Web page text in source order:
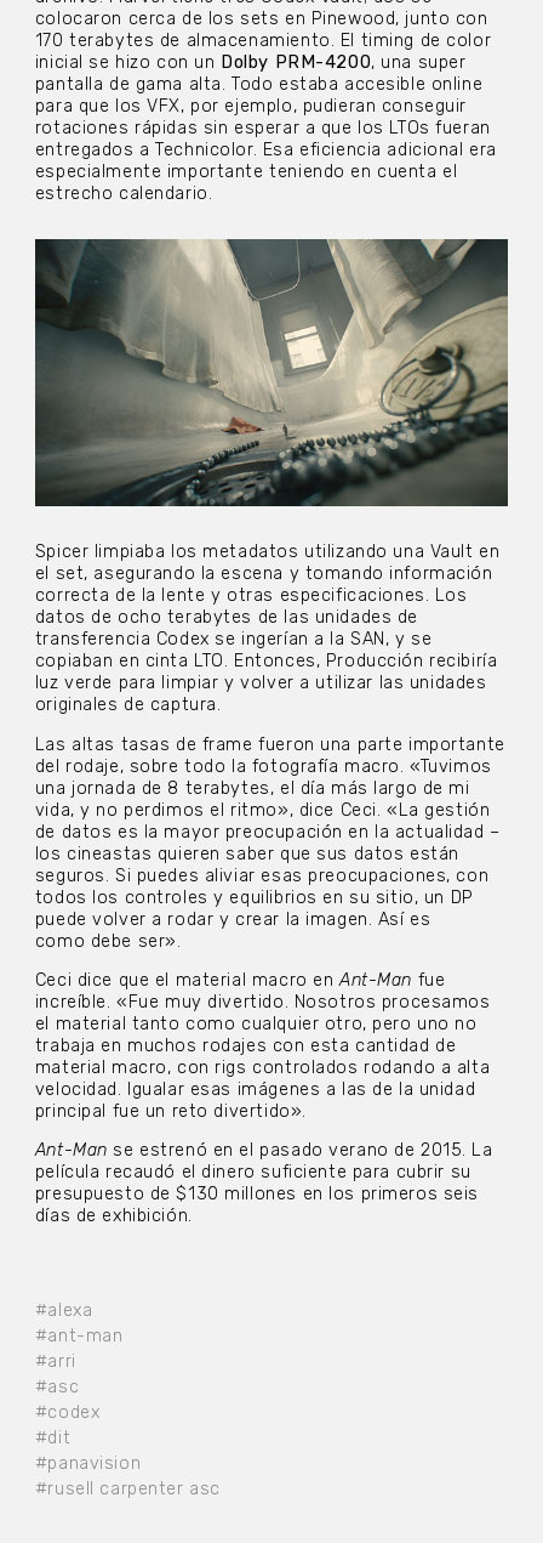
#alexa
#ant-man
#arri
#asc
#codex
#dit
#panavision
#rusell carpenter asc
colocaron cerca de los sets en Pinewood, junto con
170 terabytes de almacenamiento. El timing de color
inicial se hizo con un Dolby PRM-4200, una super
pantalla de gama alta. Todo estaba accesible online
para que los VFX, por ejemplo, pudieran conseguir
rotaciones rápidas sin esperar a que los LTOs fueran
entregados a Technicolor. Esa eficiencia adicional era
especialmente importante teniendo en cuenta el
estrecho calendario.
Spicer limpiaba los metadatos utilizando una Vault en
el set, asegurando la escena y tomando información
correcta de la lente y otras especificaciones. Los
datos de ocho terabytes de las unidades de
transferencia Codex se ingerían a la SAN, y se
copiaban en cinta LTO. Entonces, Producción recibiría
luz verde para limpiar y volver a utilizar las unidades
originales de captura.
Las altas tasas de frame fueron una parte importante
del rodaje, sobre todo la fotografía macro. «Tuvimos
una jornada de 8 terabytes, el día más largo de mi
vida, y no perdimos el ritmo», dice Ceci. «La gestión
de datos es la mayor preocupación en la actualidad –
los cineastas quieren saber que sus datos están
seguros. Si puedes aliviar esas preocupaciones, con
todos los controles y equilibrios en su sitio, un DP
puede volver a rodar y crear la imagen. Así es
como debe ser».
Ceci dice que el material macro enAnt-Man fue
increíble. «Fue muy divertido. Nosotros procesamos
el material tanto como cualquier otro, pero uno no
trabaja en muchos rodajes con esta cantidad de
material macro, con rigs controlados rodando a alta
velocidad. Igualar esas imágenes a las de la unidad
principal fue un reto divertido».
Ant-Man se estrenó en el pasado verano de 2015. La
película recaudó el dinero suficiente para cubrir su
presupuesto de $130 millones en los primeros seis
días de exhibición.